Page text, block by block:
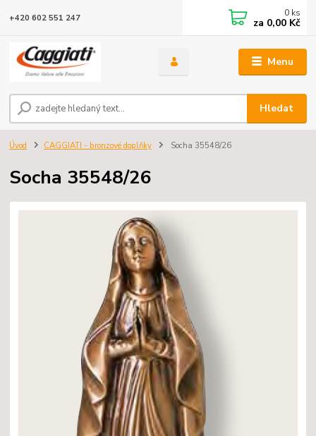
Menu
Hledat
+420 602 551 247 0 ks
za 0,00 Kč
Úvod CAGGIATI - bronzové doplňky Socha 35548/26
Socha 35548/26